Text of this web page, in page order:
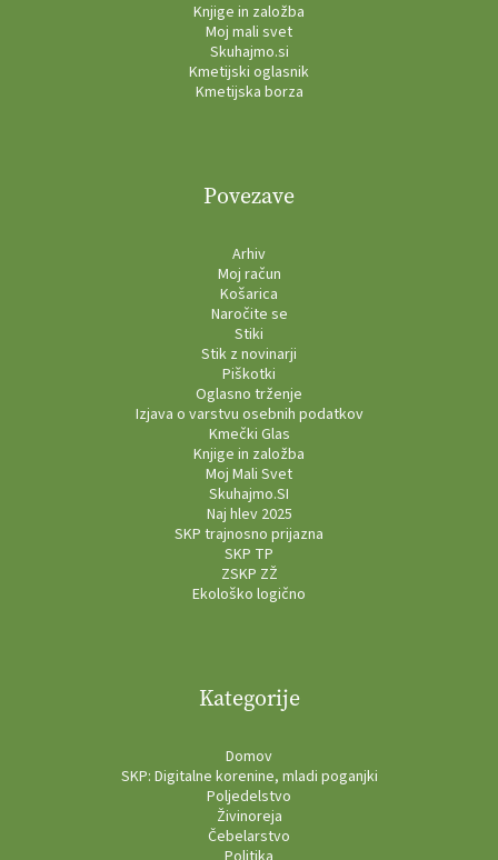
Knjige in založba
Moj mali svet
Skuhajmo.si
Kmetijski oglasnik
Kmetijska borza
Povezave
Arhiv
Moj račun
Košarica
Naročite se
Stiki
Stik z novinarji
Piškotki
Oglasno trženje
Izjava o varstvu osebnih podatkov
Kmečki Glas
Knjige in založba
Moj Mali Svet
Skuhajmo.SI
Naj hlev 2025
SKP trajnosno prijazna
SKP TP
ZSKP ZŽ
Ekološko logično
Kategorije
Domov
SKP: Digitalne korenine, mladi poganjki
Poljedelstvo
Živinoreja
Čebelarstvo